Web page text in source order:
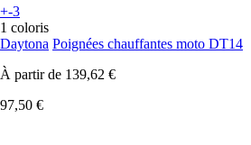
+-3
1 coloris
Daytona Poignées chauffantes moto DT14
À partir de 139,62 €
97,50 €